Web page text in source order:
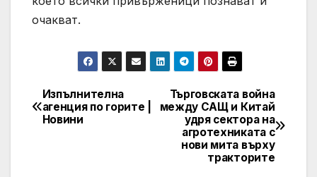
очакват.
Post
navigation
Търговската война
между САЩ и Китай
удря сектора на
агротехниката с
нови мита върху
тракторите
Изпълнителна
агенция по горите |
Новини